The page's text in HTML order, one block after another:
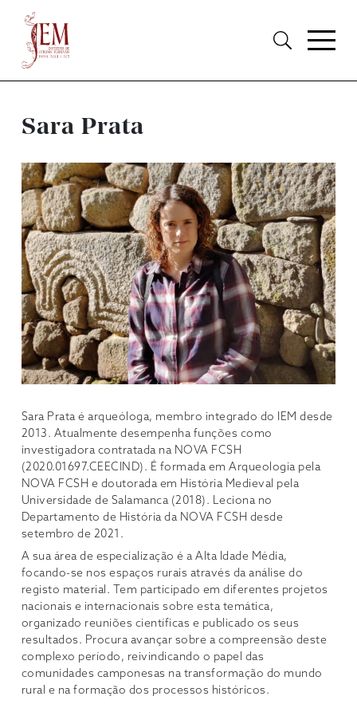
Sara Prata
Sara Prata é arqueóloga, membro integrado do IEM desde
2013. Atualmente desempenha funções como
investigadora contratada na NOVA FCSH
(2020.01697.CEECIND). É formada em Arqueologia pela
NOVA FCSH e doutorada em História Medieval pela
Universidade de Salamanca (2018). Leciona no
Departamento de História da NOVA FCSH desde
setembro de 2021.
A sua área de especialização é a Alta Idade Média,
focando-se nos espaços rurais através da análise do
registo material. Tem participado em diferentes projetos
nacionais e internacionais sobre esta temática,
organizado reuniões científicas e publicado os seus
resultados. Procura avançar sobre a compreensão deste
complexo período, reivindicando o papel das
comunidades camponesas na transformação do mundo
rural e na formação dos processos históricos.